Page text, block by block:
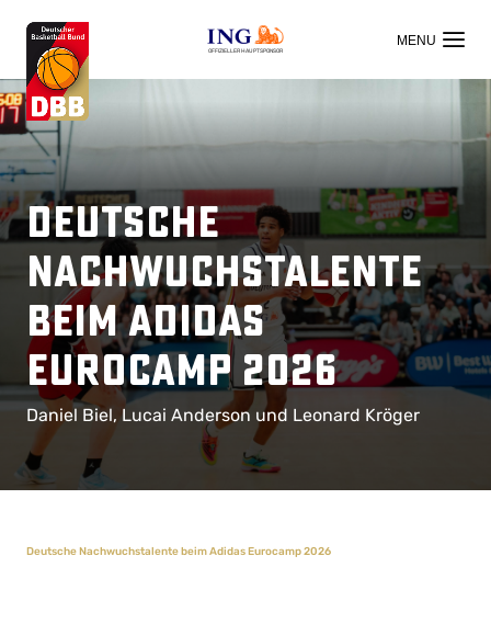
OFFIZIELLER HAUPTSPONSOR
Deutsche
Nachwuchstalente
beim Adidas
Eurocamp 2026
Daniel Biel, Lucai Anderson und Leonard Kröger
Deutsche Nachwuchstalente beim Adidas Eurocamp 2026